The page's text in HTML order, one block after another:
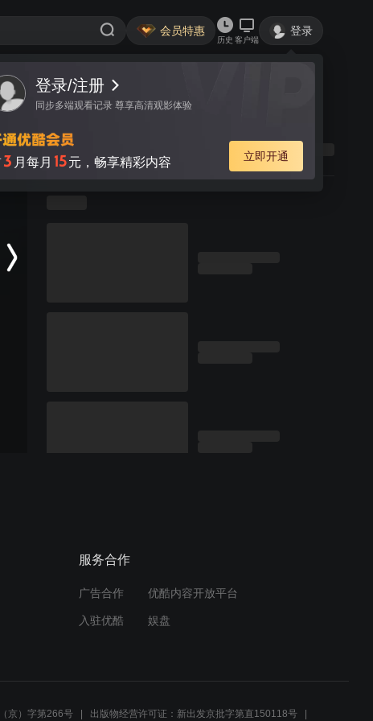
会员特惠
历史 客户端
登录
登录/注册
同步多端观看记录 尊享高清观影体验
3 月每月 15元，畅享精彩内容 立即开通
服务合作
广告合作 优酷内容开放平台
入驻优酷 娱盘
京）字第266号 出版物经营许可证：新出发京批字第直150118号